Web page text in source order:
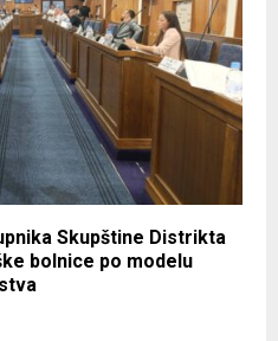
Skupštine Distrikta
bolnice po modelu